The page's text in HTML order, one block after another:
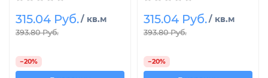
315.04 Руб./ кв.м
393.80 Руб.
−20%
315.04 Руб./ кв.м
393.80 Руб.
−20%